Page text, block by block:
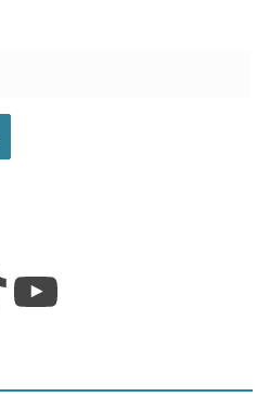
YouTube